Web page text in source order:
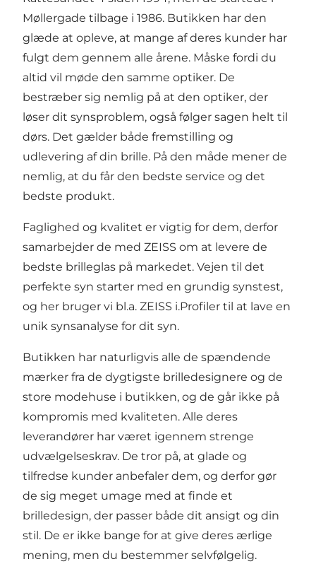
Møllergade tilbage i 1986. Butikken har den
glæde at opleve, at mange af deres kunder har
fulgt dem gennem alle årene. Måske fordi du
altid vil møde den samme optiker. De
bestræber sig nemlig på at den optiker, der
løser dit synsproblem, også følger sagen helt til
dørs. Det gælder både fremstilling og
udlevering af din brille. På den måde mener de
nemlig, at du får den bedste service og det
bedste produkt.
Faglighed og kvalitet er vigtig for dem, derfor
samarbejder de med ZEISS om at levere de
bedste brilleglas på markedet. Vejen til det
perfekte syn starter med en grundig synstest,
og her bruger vi bl.a. ZEISS i.Profiler til at lave en
unik synsanalyse for dit syn.
Butikken har naturligvis alle de spændende
mærker fra de dygtigste brilledesignere og de
store modehuse i butikken, og de går ikke på
kompromis med kvaliteten. Alle deres
leverandører har været igennem strenge
udvælgelseskrav. De tror på, at glade og
tilfredse kunder anbefaler dem, og derfor gør
de sig meget umage med at finde et
brilledesign, der passer både dit ansigt og din
stil. De er ikke bange for at give deres ærlige
mening, men du bestemmer selvfølgelig.